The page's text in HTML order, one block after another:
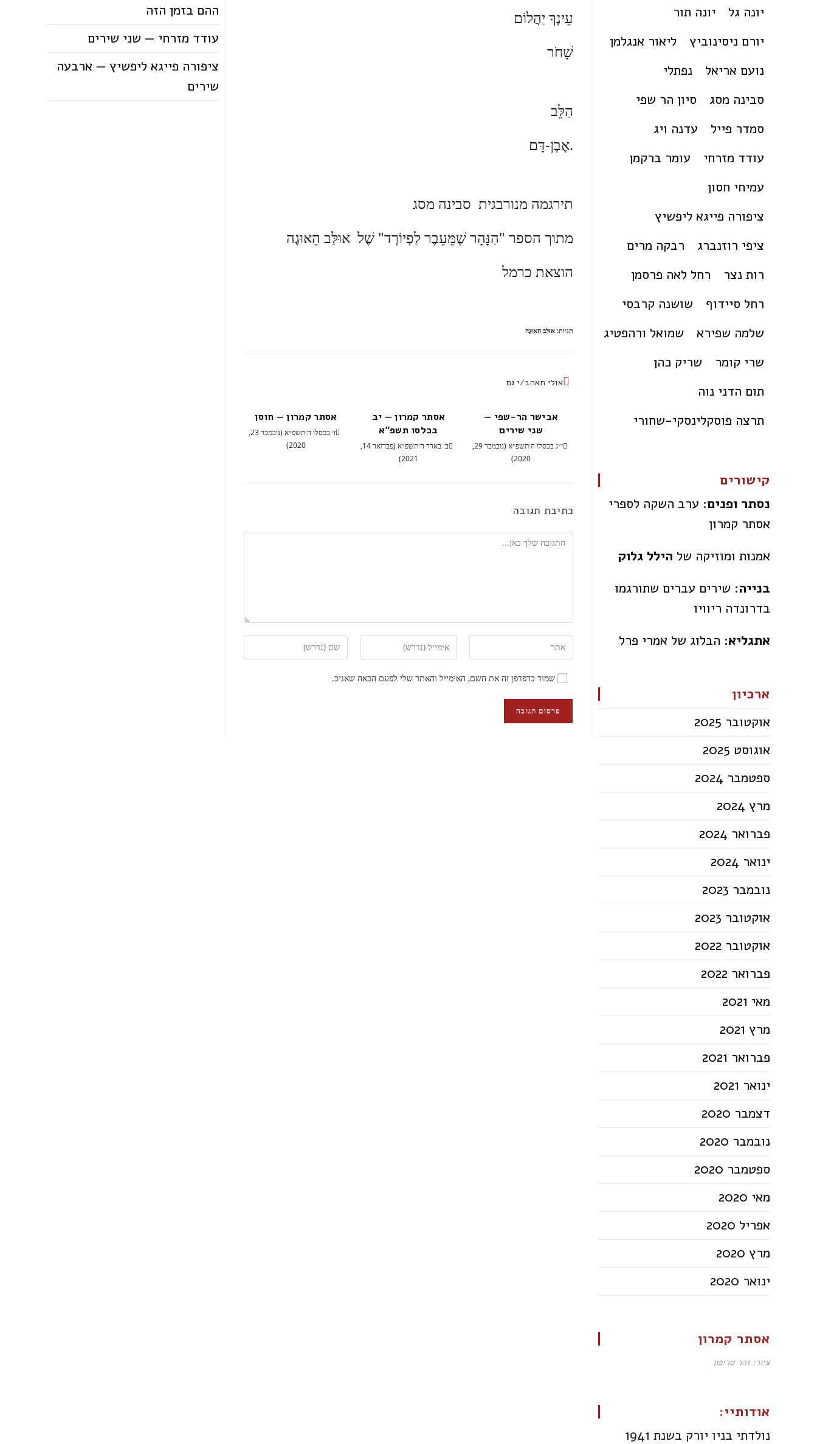
עֵינְךָ יַהֲלוֹם
שָׁחֹר
הַלֵּב
אֶבֶן-דָּם.
תירגמה מנורבגית סבינה מסג
מתוך הספר "הַנָּהָר שֶׁמֵּעֵבֶר לַפְיוֹרְד" שֶׁל אוּלַּב הֵאוּגֶה
הוצאת כרמל
תגיות: אוּלַּב הֵאוּגֶה
אולי תאהב/י גם
אסתר קמרון — חוסן
ז׳ בכסלו ה׳תשפ״א (נובמבר 23,
2020)
אסתר קמרון — יב
בכלסו תשפ"א
ב׳ באדר ה׳תשפ״א (פברואר 14,
2021)
אבישר הר-שפי —
שני שירים
י״ג בכסלו ה׳תשפ״א (נובמבר 29,
2020)
כתיבת תגובה
שמור בדפדפן זה את השם, האימייל והאתר שלי לפעם הבאה שאגיב.
ההם בזמן הזה
עודד מזרחי — שני שירים
ציפורה פייגא ליפשיץ — ארבעה
שירים
יונה גל
יונה תור
יורם ניסינוביץ
ליאור אנגלמן
נועם אריאל
נפתלי
סבינה מסג
סיון הר שפי
סמדר פייל
עדנה ויג
עודד מזרחי
עומר ברקמן
עמיחי חסון
ציפורה פייגא ליפשיץ
ציפי רוזנברג
רבקה מרים
רות נצר
רחל לאה פרסמן
רחל סיידוף
שושנה קרבסי
שלמה שפירא
שמואל ורהפטיג
שרי קומר
שריק כהן
תום הדני נוה
תרצה פוסקלינסקי-שחורי
קישורים
נסתר ופנים: ערב השקה לספרי
אסתר קמרון
אמנות ומוזיקה של הילל גלוק
בנייה: שירים עברים שתורגמו
בדרונדה ריוויו
אתגליא: הבלוג של אמרי פרל
ארכיון
אוקטובר 2025
אוגוסט 2025
ספטמבר 2024
מרץ 2024
פברואר 2024
ינואר 2024
נובמבר 2023
אוקטובר 2023
אוקטובר 2022
פברואר 2022
מאי 2021
מרץ 2021
פברואר 2021
ינואר 2021
דצמבר 2020
נובמבר 2020
ספטמבר 2020
מאי 2020
אפריל 2020
מרץ 2020
ינואר 2020
אסתר קמרון
ציור: זהר טריפון
אודותיי:
נולדתי בניו יורק בשנת 1941